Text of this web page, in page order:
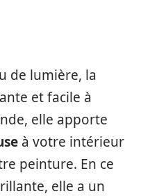
de lumière, la
et facile à
elle apporte
à votre intérieur
peinture. En ce
elle a un